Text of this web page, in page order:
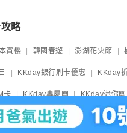
略
賞櫻 韓國春遊 澎湖花火節
KKday銀行刷卡優惠 KKday
卡 KKday專屬團 KKday迷你團
Pass 日本夜行交通巴士 日本